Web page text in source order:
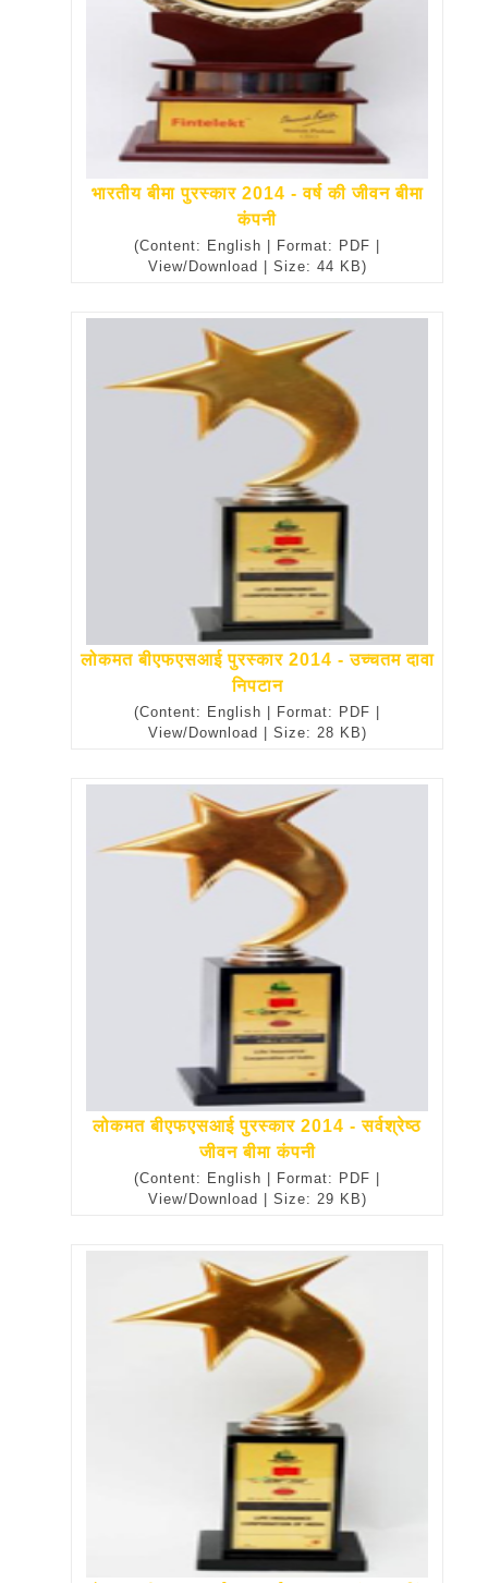
भारतीय बीमा पुरस्कार 2014 - वर्ष की जीवन बीमा
कंपनी
(Content: English | Format: PDF |
View/Download | Size: 44 KB)
लोकमत बीएफएसआई पुरस्कार 2014 - उच्चतम दावा
निपटान
(Content: English | Format: PDF |
View/Download | Size: 28 KB)
लोकमत बीएफएसआई पुरस्कार 2014 - सर्वश्रेष्ठ
जीवन बीमा कंपनी
(Content: English | Format: PDF |
View/Download | Size: 29 KB)